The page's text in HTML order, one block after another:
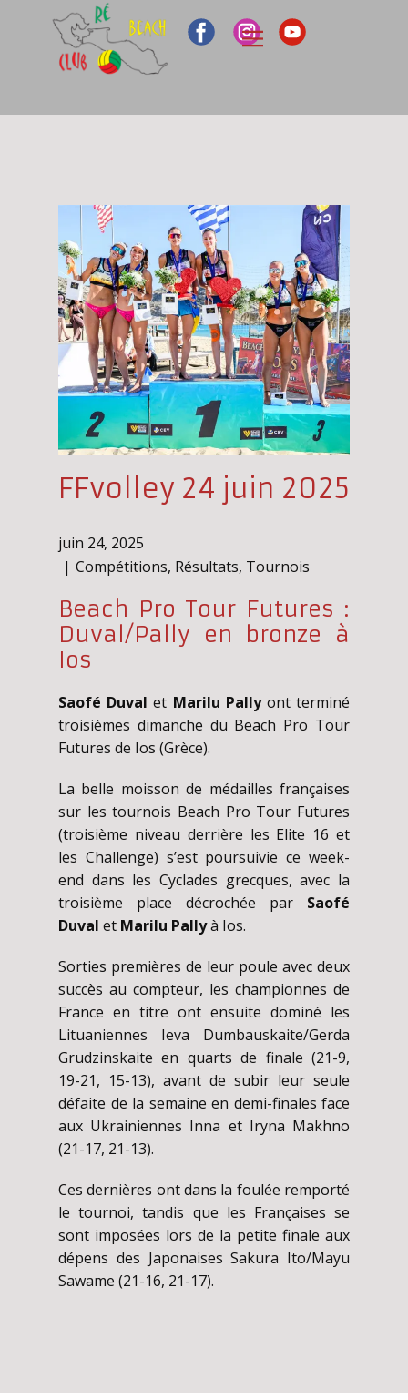
FFvolley 24 juin 2025
juin 24, 2025
Compétitions, Résultats, Tournois
Beach Pro Tour Futures :
Duval/Pally en bronze à
Ios
Saofé Duval et Marilu Pallyont terminé
troisièmes dimanche du Beach Pro Tour
Futures de Ios (Grèce).
La belle moisson de médailles françaises
sur les tournois Beach Pro Tour Futures
(troisième niveau derrière les Elite 16 et
les Challenge) s’est poursuivie ce week-
end dans les Cyclades grecques, avec la
troisième place décrochée par Saofé
Duval et Marilu Pallyà Ios.
Sorties premières de leur poule avec deux
succès au compteur, les championnes de
France en titre ont ensuite dominé les
Lituaniennes Ieva Dumbauskaite/Gerda
Grudzinskaite en quarts de finale (21-9,
19-21, 15-13), avant de subir leur seule
défaite de la semaine en demi-finales face
aux Ukrainiennes Inna et Iryna Makhno
(21-17, 21-13).
Ces dernières ont dans la foulée remporté
le tournoi, tandis que les Françaises se
sont imposées lors de la petite finale aux
dépens des Japonaises Sakura Ito/Mayu
Sawame (21-16, 21-17).